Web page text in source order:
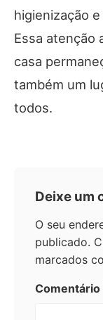
higienização
Essa atenção
casa
também um
todos.
Deixe um
O seu
publicado.
marcados
Comentário